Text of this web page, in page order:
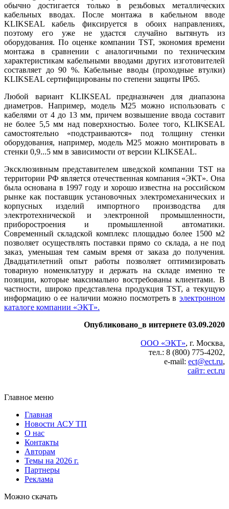
обычно достигается только в резьбовых металлических
кабельных вводах. После монтажа в кабельном вводе
KLIKSEAL кабель фиксируется в обоих направлениях,
поэтому его уже не удастся случайно вытянуть из
оборудования. По оценке компании TST, экономия времени
монтажа в сравнении с аналогичными по техническим
характеристикам кабельными вводами других изготовителей
составляет до 90 %. Кабельные вводы (проходные втулки)
KLIKSEAL сертифицированы по степени защиты IP65.
Любой вариант KLIKSEAL предназначен для диапазона
диаметров. Например, модель M25 можно использовать с
кабелями от 4 до 13 мм, причем возвышение ввода составит
не более 5,5 мм над поверхностью. Более того, KLIKSEAL
самостоятельно «подстраиваются» под толщину стенки
оборудования, например, модель M25 можно монтировать в
стенки 0,9...5 мм в зависимости от версии KLIKSEAL.
Эксклюзивным представителем шведской компании TST на
территории РФ является отечественная компания «ЭКТ». Она
была основана в 1997 году и хорошо известна на российском
рынке как поставщик установочных электромеханических и
корпусных изделий импортного производства для
электротехнической и электронной промышленности,
приборостроения и промышленной автоматики.
Современный складской комплекс площадью более 1500 м2
позволяет осуществлять поставки прямо со склада, а не под
заказ, уменьшая тем самым время от заказа до получения.
Двадцатилетний опыт работы позволяет оптимизировать
товарную номенклатуру и держать на складе именно те
позиции, которые максимально востребованы клиентами. В
частности, широко представлена продукция TST, а текущую
информацию о ее наличии можно посмотреть в электронном
каталоге компании «ЭКТ».
Опубликовано_в интернете 03.09.2020
ООО «ЭКТ», г. Москва,
тел.: 8 (800) 775-4202,
e-mail: ect@ect.ru,
сайт: ect.ru
Главное меню
Главная
Новости АСУ ТП
О нас
Контакты
Авторам
Темы на 2026 г.
Партнеры
Реклама
Можно скачать